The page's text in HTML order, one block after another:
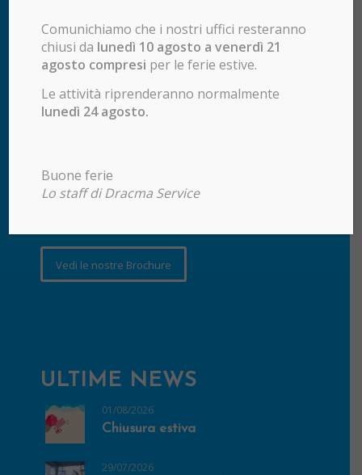
DRACMA SERVICE S.R.L.
Via A. Papa, 1/a
Orari di apertura degli uffici:
Vedi le nostre Brochure
ULTIME NEWS
01/08/2026
Chiusura estiva
29/07/2026
Comunichiamo che i nostri uffici resteranno
chiusi da lunedì 10 agosto a venerdì 21
agosto compresi per le ferie estive.
Le attività riprenderanno normalmente
lunedì 24 agosto.
Buone ferie
Lo staff di Dracma Service